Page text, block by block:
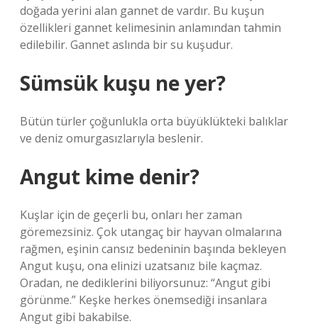
doğada yerini alan gannet de vardır. Bu kuşun
özellikleri gannet kelimesinin anlamından tahmin
edilebilir. Gannet aslında bir su kuşudur.
Sümsük kuşu ne yer?
Bütün türler çoğunlukla orta büyüklükteki balıklar
ve deniz omurgasızlarıyla beslenir.
Angut kime denir?
Kuşlar için de geçerli bu, onları her zaman
göremezsiniz. Çok utangaç bir hayvan olmalarına
rağmen, eşinin cansız bedeninin başında bekleyen
Angut kuşu, ona elinizi uzatsanız bile kaçmaz.
Oradan, ne dediklerini biliyorsunuz: “Angut gibi
görünme.” Keşke herkes önemsediği insanlara
Angut gibi bakabilse.